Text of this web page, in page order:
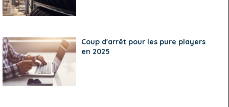
Coup d'arrêt pour les pure players
en 2025